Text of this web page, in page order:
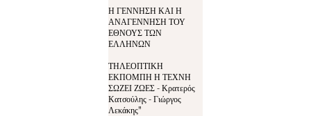
Η ΓΕΝΝΗΣΗ ΚΑΙ Η
ΑΝΑΓΕΝΝΗΣΗ ΤΟΥ
ΕΘΝΟΥΣ ΤΩΝ
ΕΛΛΗΝΩΝ
ΤΗΛΕΟΠΤΙΚΗ
ΕΚΠΟΜΠΗ Η ΤΕΧΝΗ
ΣΩΖΕΙ ΖΩΕΣ - Κρατερός
Κατσούλης - Γιώργος
Λεκάκης"